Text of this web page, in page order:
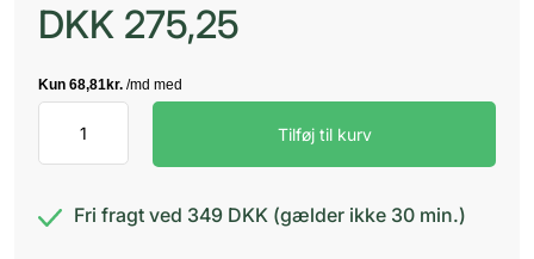
DKK 275,25
antal
Tilføj til kurv
Fri fragt ved 349 DKK (gælder ikke 30 min.)